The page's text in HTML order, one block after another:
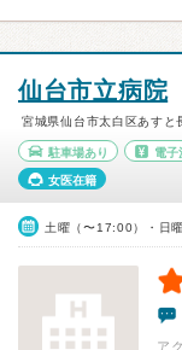
仙台市立病院
宮城県仙台市太白区あすと
駐車場あり 電子
女医在籍
土曜（〜17:00）・日
ア